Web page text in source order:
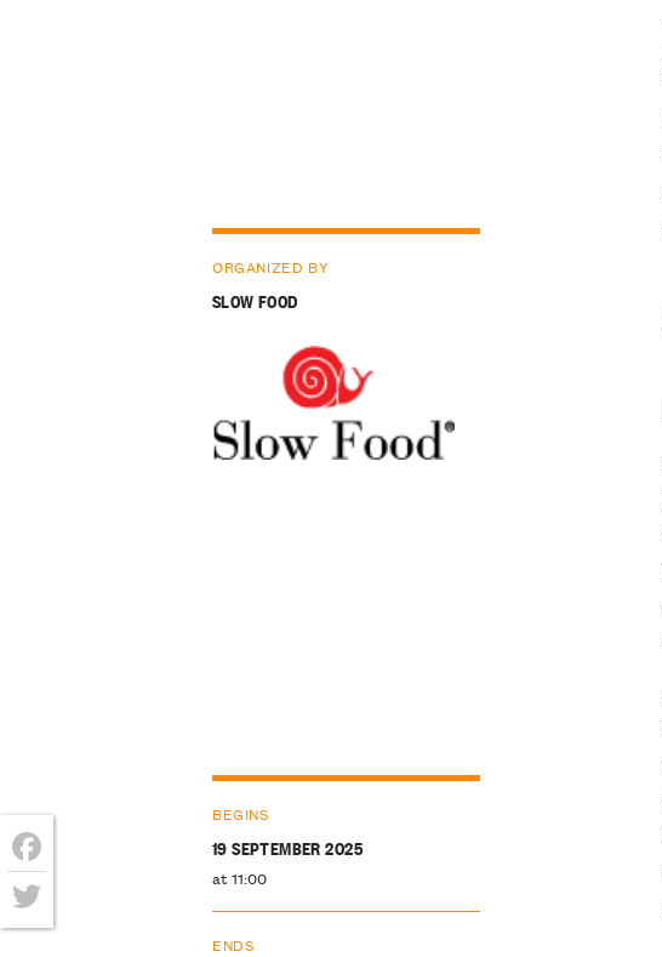
ORGANIZED BY
SLOW FOOD
BEGINS
19 SEPTEMBER 2025
at 11:00
ENDS
Facebook
Twitter